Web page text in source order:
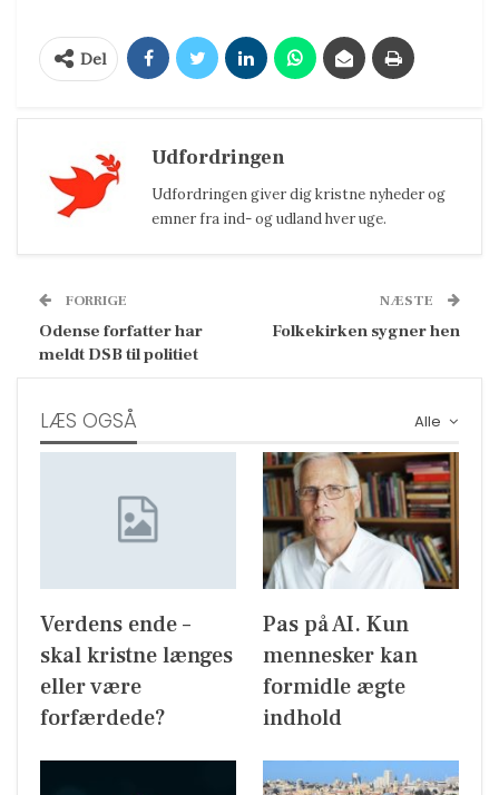
Del
Udfordringen
Udfordringen giver dig kristne nyheder og
emner fra ind- og udland hver uge.
FORRIGE
Odense forfatter har
meldt DSB til politiet
NÆSTE
Folkekirken sygner hen
Alle
LÆS OGSÅ
Verdens ende –
skal kristne længes
eller være
forfærdede?
Pas på AI. Kun
mennesker kan
formidle ægte
indhold